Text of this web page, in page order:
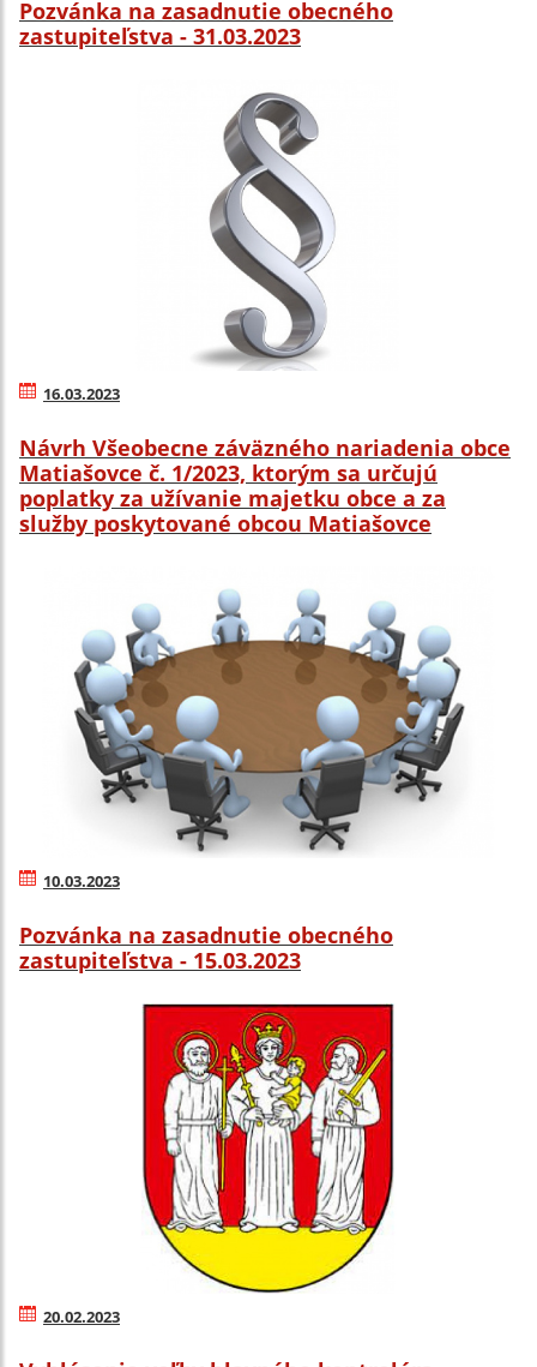
Pozvánka na zasadnutie obecného
zastupiteľstva - 31.03.2023
16.03.2023
Návrh Všeobecne záväzného nariadenia obce
Matiašovce č. 1/2023, ktorým sa určujú
poplatky za užívanie majetku obce a za
služby poskytované obcou Matiašovce
10.03.2023
Pozvánka na zasadnutie obecného
zastupiteľstva - 15.03.2023
20.02.2023